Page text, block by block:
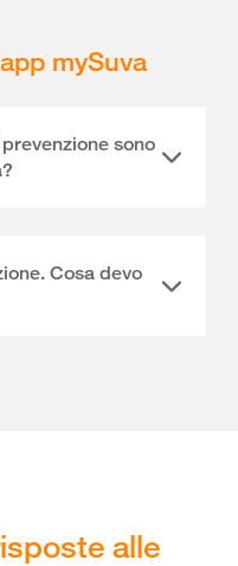
mySuva
sono
Cosa devo
alle